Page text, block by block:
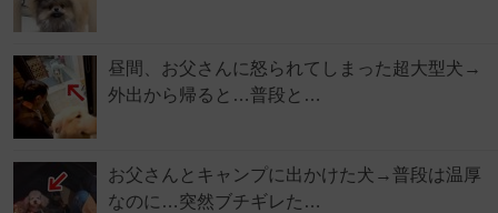
昼間、お父さんに怒られてしまった超大型犬→
外出から帰ると…普段と…
お父さんとキャンプに出かけた犬→普段は温厚
なのに…突然ブチギレた…